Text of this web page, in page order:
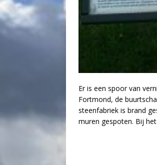
Er is een spoor van
Fortmond, de
steenfabriek is brand
muren gespoten. Bij